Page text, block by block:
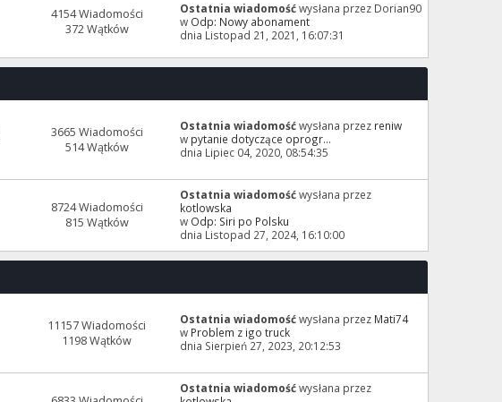
4154 Wiadomości
372 Wątków
Ostatnia wiadomośćwysłana przez Dorian90
w Odp: Nowy abonament
dnia Listopad 21, 2021, 16:07:31
3665 Wiadomości
514 Wątków
Ostatnia wiadomośćwysłana przez reniw
w pytanie dotyczące oprogr...
dnia Lipiec 04, 2020, 08:54:35
8724 Wiadomości
815 Wątków
Ostatnia wiadomośćwysłana przez
kotlowska
w Odp: Siri po Polsku
dnia Listopad 27, 2024, 16:10:00
11157 Wiadomości
1198 Wątków
Ostatnia wiadomośćwysłana przez Mati74
w Problem z igo truck
dnia Sierpień 27, 2023, 20:12:53
Ostatnia wiadomośćwysłana przez